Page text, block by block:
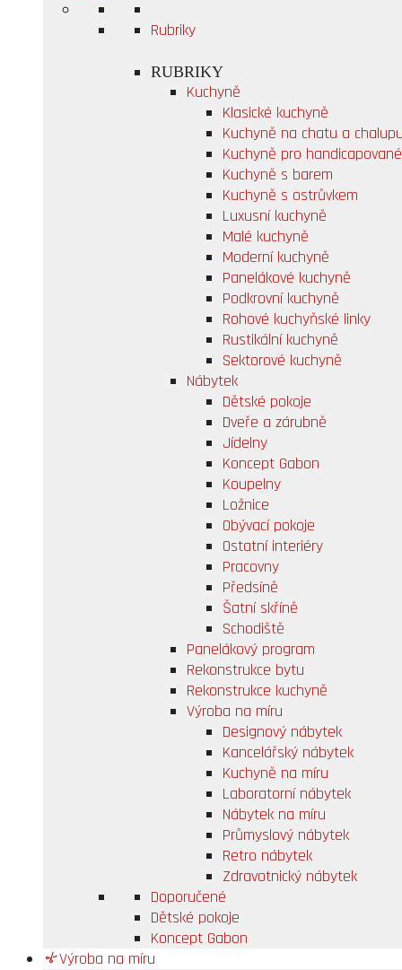
Rubriky
RUBRIKY
Kuchyně
Klasické kuchyně
Kuchyně na chatu a
Kuchyně pro handicapované
Kuchyně s barem
Kuchyně s ostrůvkem
Luxusní kuchyně
Malé kuchyně
Moderní kuchyně
Panelákové kuchyně
Podkrovní kuchyně
Rohové kuchyňské linky
Rustikální kuchyně
Sektorové kuchyně
Nábytek
Dětské pokoje
Dveře a zárubně
Jídelny
Koncept Gabon
Koupelny
Ložnice
Obývací pokoje
Ostatní interiéry
Pracovny
Předsíně
Šatní skříně
Schodiště
Panelákový program
Rekonstrukce bytu
Rekonstrukce kuchyně
Výroba na míru
Designový nábytek
Kancelářský nábytek
Kuchyně na míru
Laboratorní nábytek
Nábytek na míru
Průmyslový nábytek
Retro nábytek
Zdravotnický nábytek
Doporučené
Dětské pokoje
Koncept Gabon
Výroba na míru